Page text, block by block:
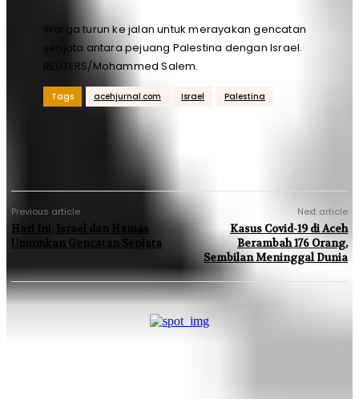
Warga turun ke jalan untuk merayakan gencatan
senjata antara pejuang Palestina dengan Israel.
REUTERS/Mohammed Salem.
Tags acehjurnal.com Israel Palestina
Previous article
Hari Ini, Israel dan Hamas
Umumkan Gencatan Senjata
Next article
Kasus Covid-19 di Aceh
Berambah 176 Orang,
Sembilan Meninggal Dunia